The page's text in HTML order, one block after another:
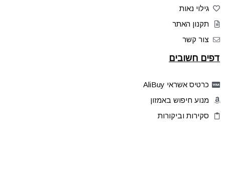
גילוי נאות
תקנון האתר
צור קשר
דפים חשובים
כרטיס אשראי AliBuy
מנוע חיפוש באמזון
סקירות וביקורות